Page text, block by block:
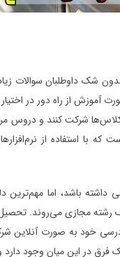
داوطلبان سوالات
از راه دور در اختیار
شرکت کنند و دروس
که با استفاده از
داشته باشد، اما
مجازی می‌روند. تحصیل
خود به صورت آنلاین
یک فرق در این میان وجود